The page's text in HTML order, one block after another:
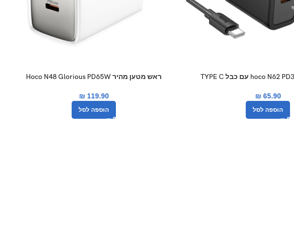
₪65.90
הוספה לסל
ראש מטען מהיר Hoco N48 Glorious PD65W
₪119.90
הוספה לסל